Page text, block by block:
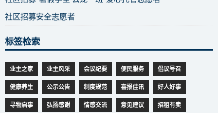
社区招募安全志愿者
标签检索
业主之家 业主风采 会议纪要 便民服务 倡议号召
健康养生 公示公告 制度规范 喜报佳讯 好人好事
寻物启事 弘扬感谢 情感交流 意见建议 招租有卖